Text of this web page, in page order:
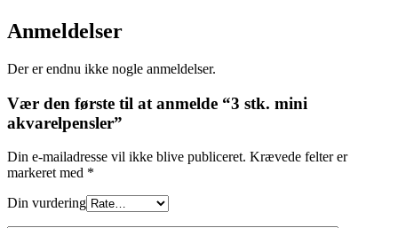
Anmeldelser
Der er endnu ikke nogle anmeldelser.
Vær den første til at anmelde “3 stk. mini
akvarelpensler”
Din e-mailadresse vil ikke blive publiceret. Krævede felter er
markeret med *
Din vurdering